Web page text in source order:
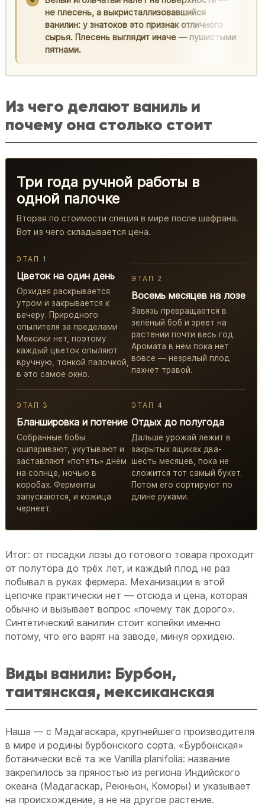
не плесень, а выкристаллизовавшийся
ванилин: у знатоков это признак отличного
сырья. Плесень выглядит иначе — пушистыми
пятнами.
Из чего делают ваниль и
почему она столько стоит
Три года ручной работы в
одной палочке
Вторая по стоимости специя в мире после шафрана.
Вот из чего складывается цена.
ЭТАП 1
Цветок на один день
Орхидея раскрывается
утром и закрывается к
вечеру. Природного
опылителя за пределами
Мексики нет, поэтому
каждый цветок опыляют
вручную, тонкой палочкой,
в это самое окно.
ЭТАП 2
Восемь месяцев на лозе
Завязь превращается в
зелёный боб и зреет на
растении почти весь год.
Аромата в нём пока нет
вовсе — незрелый плод
пахнет травой.
ЭТАП 3
Бланшировка и потение
Собранные бобы
ошпаривают, укутывают и
заставляют «потеть» днём
на солнце, ночью в
коробах. Ферменты
запускаются, и кожица
чернеет.
ЭТАП 4
Отдых до полугода
Дальше урожай лежит в
закрытых ящиках два-
шесть месяцев, пока не
сложится тот самый букет.
Потом его сортируют по
длине руками.
Итог: от посадки лозы до готового товара проходит
от полутора до трёх лет, и каждый плод не раз
побывал в руках фермера. Механизации в этой
цепочке практически нет — отсюда и цена, которая
обычно и вызывает вопрос «почему так дорого».
Синтетический ванилин стоит копейки именно
потому, что его варят на заводе, минуя орхидею.
Виды ванили: Бурбон,
таитянская, мексиканская
Наша — с Мадагаскара, крупнейшего производителя
в мире и родины бурбонского сорта. «Бурбонская»
ботанически всё та же Vanilla planifolia: название
закрепилось за пряностью из региона Индийского
океана (Мадагаскар, Реюньон, Коморы) и указывает
на происхождение, а не на другое растение.